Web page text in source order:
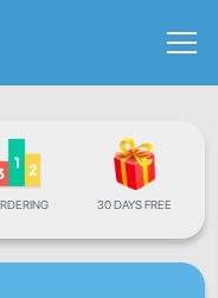
30 DAYS FREE